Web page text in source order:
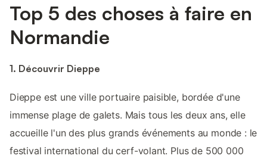
Top 5 des choses à faire en
Normandie
1. Découvrir Dieppe
Dieppe est une ville portuaire paisible, bordée d'une
immense plage de galets. Mais tous les deux ans, elle
accueille l'un des plus grands événements au monde : le
festival international du cerf-volant. Plus de 500 000